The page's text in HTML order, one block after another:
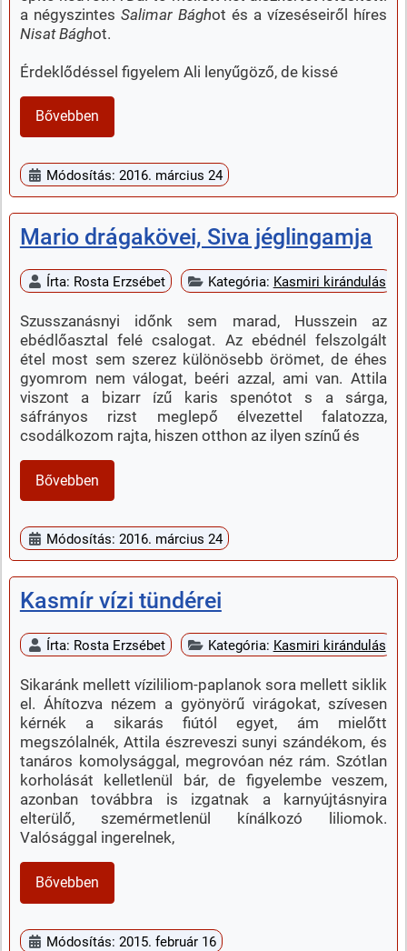
a négyszintes Salimar Bághot és a vízeséseiről híres
Nisat Bághot.
Érdeklődéssel figyelem Ali lenyűgöző, de kissé
Bővebben
Módosítás: 2016. március 24
Mario drágakövei, Siva jéglingamja
Írta: Rosta Erzsébet Kategória: Kasmiri kirándulás
Szusszanásnyi időnk sem marad, Husszein az
ebédlőasztal felé csalogat. Az ebédnél felszolgált
étel most sem szerez különösebb örömet, de éhes
gyomrom nem válogat, beéri azzal, ami van. Attila
viszont a bizarr ízű karis spenótot s a sárga,
sáfrányos rizst meglepő élvezettel falatozza,
csodálkozom rajta, hiszen otthon az ilyen színű és
Bővebben
Módosítás: 2016. március 24
Kasmír vízi tündérei
Írta: Rosta Erzsébet Kategória: Kasmiri kirándulás
Sikaránk mellett vízililiom-paplanok sora mellett siklik
el. Áhítozva nézem a gyönyörű virágokat, szívesen
kérnék a sikarás fiútól egyet, ám mielőtt
megszólalnék, Attila észreveszi sunyi szándékom, és
tanáros komolysággal, megrovóan néz rám. Szótlan
korholását kelletlenül bár, de figyelembe veszem,
azonban továbbra is izgatnak a karnyújtásnyira
elterülő, szemérmetlenül kínálkozó liliomok.
Valósággal ingerelnek,
Bővebben
Módosítás: 2015. február 16